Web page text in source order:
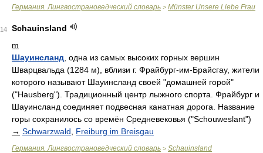
Германия. Лингвострановедческий словарь > Münster Unsere Liebe Frau
14
Schauinsland
m
Шауинсланд , одна из самых высоких горных вершин
Шварцвальда (1284 м), вблизи г. Фрайбург-им-Брайсгау, жители
которого называют Шауинсланд своей "домашней горой"
("Hausberg"). Традиционный центр лыжного спорта. Фрайбург и
Шауинсланд соединяет подвесная канатная дорога. Название
горы сохранилось со времён Средневековья ("Schouweslant")
→ Schwarzwald Freiburg im Breisgau
Германия. Лингвострановедческий словарь > Schauinsland